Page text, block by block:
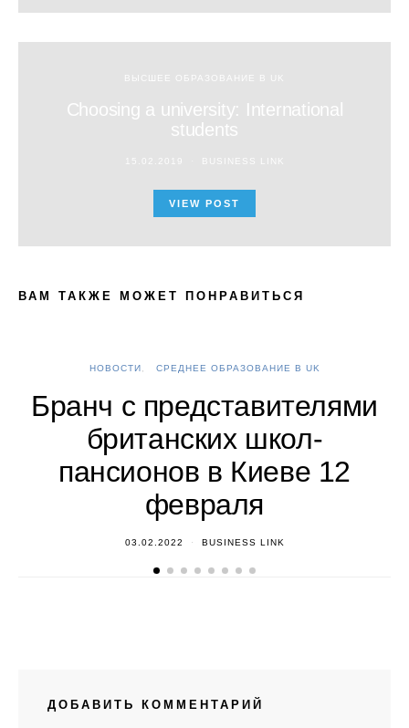
ВЫСШЕЕ ОБРАЗОВАНИЕ В UK
Choosing a university: International
students
15.02.2019 BUSINESS LINK
VIEW POST
ВАМ ТАКЖЕ МОЖЕТ ПОНРАВИТЬСЯ
НОВОСТИ СРЕДНЕЕ ОБРАЗОВАНИЕ В UK
Бранч с представителями
британских школ-
пансионов в Киеве 12
февраля
03.02.2022 BUSINESS LINK
ДОБАВИТЬ КОММЕНТАРИЙ